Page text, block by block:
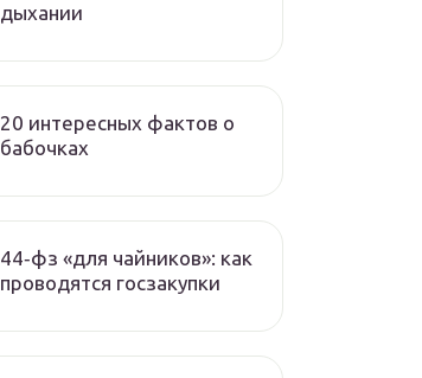
дыхании
20 интересных фактов о
бабочках
44‑фз «для чайников»: как
проводятся госзакупки